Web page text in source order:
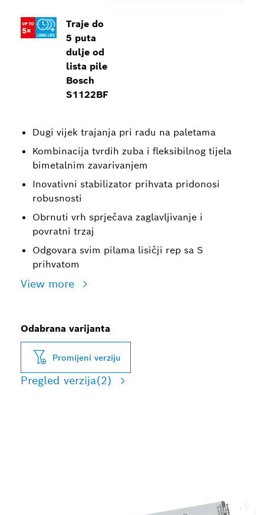
Traje do
5 puta
dulje od
lista pile
Bosch
S1122BF
Dugi vijek trajanja pri radu na paletama
Kombinacija tvrdih zuba i fleksibilnog tijela
bimetalnim zavarivanjem
Inovativni stabilizator prihvata pridonosi
robusnosti
Obrnuti vrh sprječava zaglavljivanje i
povratni trzaj
Odgovara svim pilama lisičji rep sa S
prihvatom
View more
Odabrana varijanta
Promijeni verziju
Pregled verzija(2)